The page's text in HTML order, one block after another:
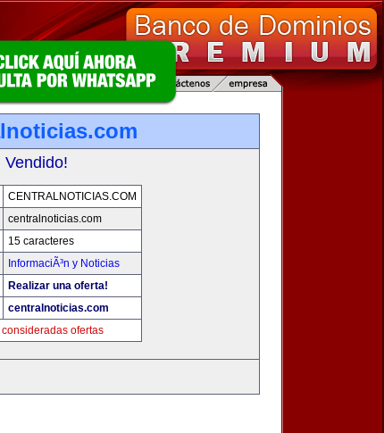
Vendido!
CENTRALNOTICIAS.COM
centralnoticias.com
15 caracteres
InformaciÃ³n y Noticias
Realizar una oferta!
centralnoticias.com
ofertas